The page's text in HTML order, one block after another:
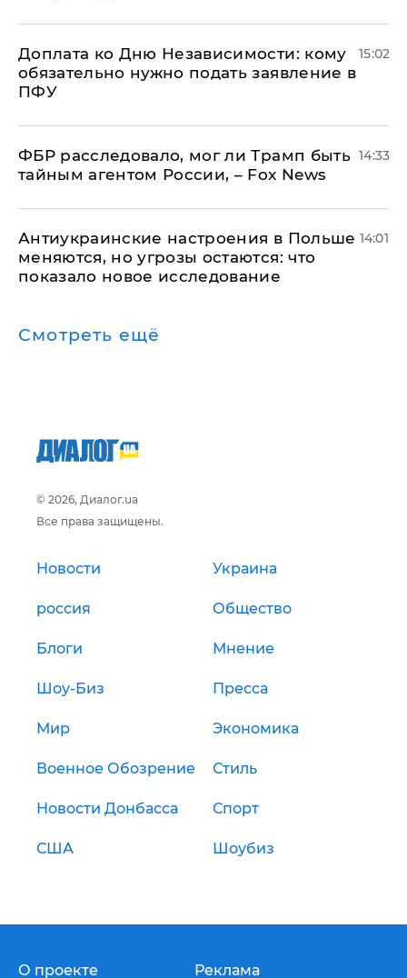
Доплата ко Дню Независимости: кому
обязательно нужно подать заявление в
ПФУ
15:02
ФБР расследовало, мог ли Трамп быть
тайным агентом России, – Fox News
14:33
Антиукраинские настроения в Польше
меняются, но угрозы остаются: что
показало новое исследование
14:01
Смотреть ещё
© 2026, Диалог.ua
Все права защищены.
Новости Украина
россия Общество
Блоги Мнение
Шоу-Биз Пресса
Мир Экономика
Военное Обозрение Стиль
Новости Донбасса Спорт
США Шоубиз
О проекте Реклама